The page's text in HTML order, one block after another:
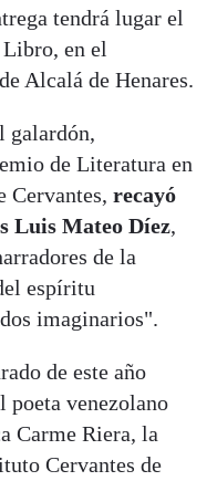
tendrá lugar el
en el
Alcalá de Henares.
galardón,
de Literatura en
Cervantes, recayó
Luis Mateo Díez,
de la
espíritu
imaginarios".
de este año
poeta venezolano
Carme Riera, la
Cervantes de